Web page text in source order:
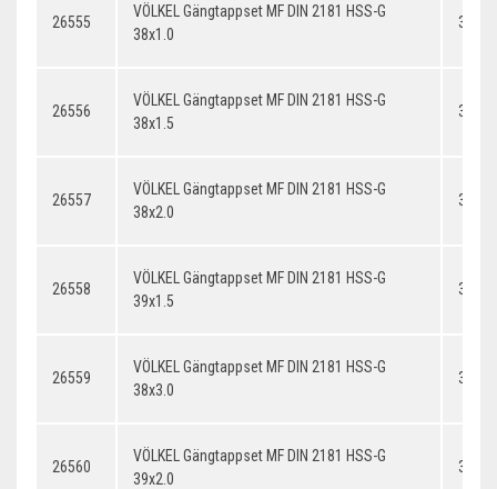
26555
VÖLKEL Gängtappset MF DIN 2181 HSS-G
38x1.0
26556
VÖLKEL Gängtappset MF DIN 2181 HSS-G
38x1.5
26557
VÖLKEL Gängtappset MF DIN 2181 HSS-G
38x2.0
26558
VÖLKEL Gängtappset MF DIN 2181 HSS-G
39x1.5
26559
VÖLKEL Gängtappset MF DIN 2181 HSS-G
38x3.0
26560
VÖLKEL Gängtappset MF DIN 2181 HSS-G
39x2.0